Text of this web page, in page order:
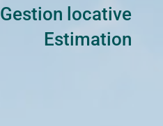
Gestion locative
Estimation